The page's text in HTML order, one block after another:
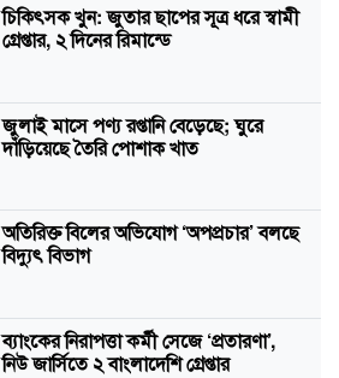
চিকিৎসক খুন: জুতার ছাপের সূত্র ধরে স্বামী
গ্রেপ্তার, ২ দিনের রিমান্ডে
জুলাই মাসে পণ্য রপ্তানি বেড়েছে; ঘুরে
দাঁড়িয়েছে তৈরি পোশাক খাত
অতিরিক্ত বিলের অভিযোগ ‘অপপ্রচার’ বলছে
বিদ্যুৎ বিভাগ
ব্যাংকের নিরাপত্তা কর্মী সেজে ‘প্রতারণা’,
নিউ জার্সিতে ২ বাংলাদেশি গ্রেপ্তার